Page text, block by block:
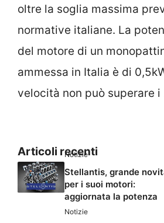
oltre la soglia massima
normative italiane. La
del motore di un
ammessa in Italia è di
velocità non può superare i
Articoli recenti
Notizie
Stellantis, grande
per i suoi motori:
aggiornata la potenza
Notizie